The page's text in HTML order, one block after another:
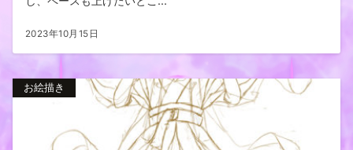
2023年10月15日
お絵描き